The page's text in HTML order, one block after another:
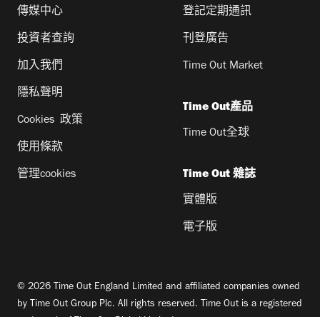
傳媒中心
投資者查詢
加入我們
隱私聲明
Cookies 政策
使用條款
管理cookies
登記定期通訊
刊登廣告
Time Out Market
Time Out產品
Time Out全球
Time Out 雜誌
實體版
電子版
© 2026 Time Out England Limited and affiliated companies owned
by Time Out Group Plc. All rights reserved. Time Out is a registered